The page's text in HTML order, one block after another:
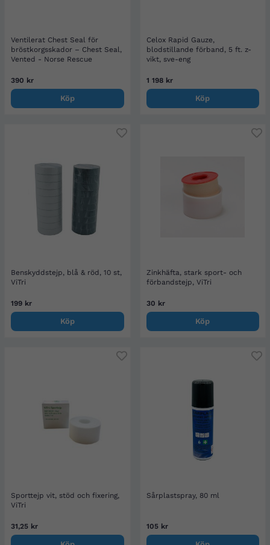
Ventilerat Chest Seal för
bröstkorgsskador – Chest Seal,
Vented - Norse Rescue
390 kr
Köp
Celox Rapid Gauze,
blodstillande förband, 5 ft. z-
vikt, sve-eng
1 198 kr
Köp
Benskyddstejp, blå & röd, 10 st,
ViTri
199 kr
Köp
Zinkhäfta, stark sport- och
förbandstejp, ViTri
30 kr
Köp
Sporttejp vit, stöd och fixering,
ViTri
31,25 kr
Sårplastspray, 80 ml
105 kr